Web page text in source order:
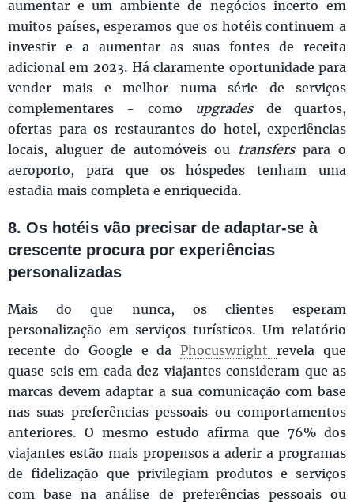
aumentar e um ambiente de negócios incerto em
muitos países, esperamos que os hotéis continuem a
investir e a aumentar as suas fontes de receita
adicional em 2023. Há claramente oportunidade para
vender mais e melhor numa série de serviços
complementares - como upgrades de quartos,
ofertas para os restaurantes do hotel, experiências
locais, aluguer de automóveis ou transferspara o
aeroporto, para que os hóspedes tenham uma
estadia mais completa e enriquecida.
8. Os hotéis vão precisar de adaptar-se à
crescente procura por experiências
personalizadas
Mais do que nunca, os clientes esperam
personalização em serviços turísticos. Um relatório
recente do Google e da Phocuswright revela que
quase seis em cada dez viajantes consideram que as
marcas devem adaptar a sua comunicação com base
nas suas preferências pessoais ou comportamentos
anteriores. O mesmo estudo afirma que 76% dos
viajantes estão mais propensos a aderir a programas
de fidelização que privilegiam produtos e serviços
com base na análise de preferências pessoais ou